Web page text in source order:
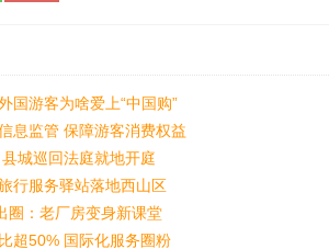
国游客为啥爱上“中国购”
息监管 保障游客消费权益
城巡回法庭就地开庭
行服务驿站落地西山区
圈：老厂房变身新课堂
超50% 国际化服务圈粉